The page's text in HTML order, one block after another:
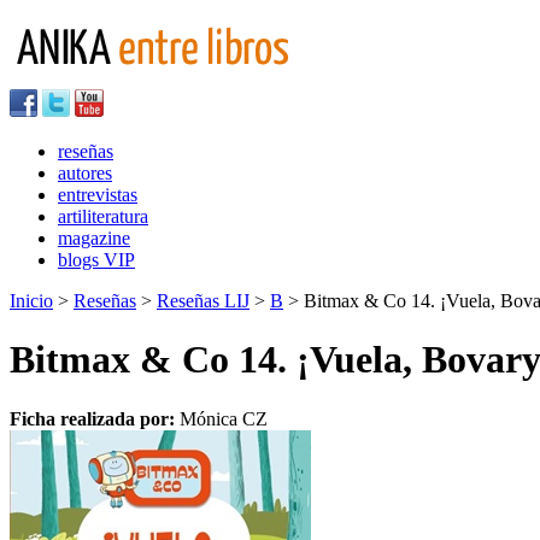
reseñas
autores
entrevistas
artiliteratura
magazine
blogs VIP
Inicio > Reseñas > Reseñas LIJ > B > Bitmax & Co 14. ¡Vuela,
Bitmax & Co 14. ¡Vuela,
Ficha realizada por: Mónica CZ